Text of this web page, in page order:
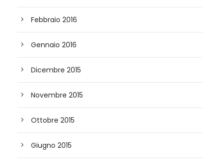
Febbraio 2016
Gennaio 2016
Dicembre 2015
Novembre 2015
Ottobre 2015
Giugno 2015